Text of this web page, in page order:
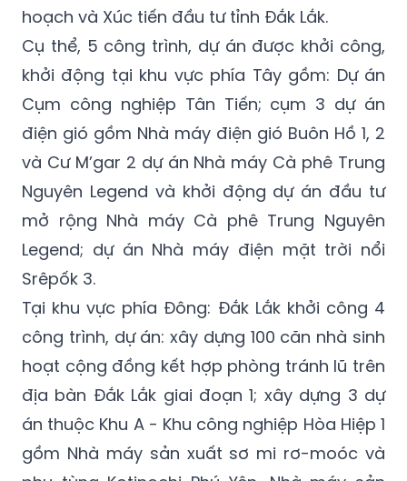
hoạch và Xúc tiến đầu tư tỉnh Đắk Lắk.
Cụ thể, 5 công trình, dự án được khởi công,
khởi động tại khu vực phía Tây gồm: Dự án
Cụm công nghiệp Tân Tiến; cụm 3 dự án
điện gió gồm Nhà máy điện gió Buôn Hồ 1, 2
và Cư M’gar 2 dự án Nhà máy Cà phê Trung
Nguyên Legend và khởi động dự án đầu tư
mở rộng Nhà máy Cà phê Trung Nguyên
Legend; dự án Nhà máy điện mặt trời nổi
Srêpốk 3.
Tại khu vực phía Đông: Đắk Lắk khởi công 4
công trình, dự án: xây dựng 100 căn nhà sinh
hoạt cộng đồng kết hợp phòng tránh lũ trên
địa bàn Đắk Lắk giai đoạn 1; xây dựng 3 dự
án thuộc Khu A - Khu công nghiệp Hòa Hiệp 1
gồm Nhà máy sản xuất sơ mi rơ-moóc và